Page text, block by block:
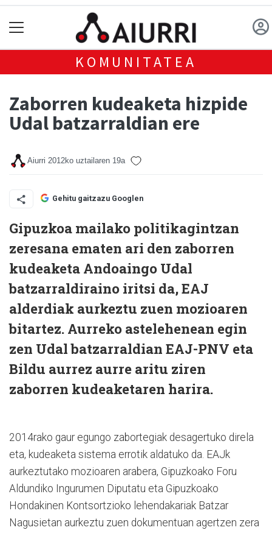
KOMUNITATEA
Zaborren kudeaketa hizpide
Udal batzarraldian ere
Aiurri 2012ko uztailaren 19a
Gehitu gaitzazu Googlen
Gipuzkoa mailako politikagintzan
zeresana ematen ari den zaborren
kudeaketa Andoaingo Udal
batzarraldiraino iritsi da, EAJ
alderdiak aurkeztu zuen mozioaren
bitartez. Aurreko astelehenean egin
zen Udal batzarraldian EAJ-PNV eta
Bildu aurrez aurre aritu ziren
zaborren kudeaketaren harira.
2014rako gaur egungo zabortegiak desagertuko direla
eta, kudeaketa sistema errotik aldatuko da. EAJk
aurkeztutako mozioaren arabera, Gipuzkoako Foru
Aldundiko Ingurumen Diputatu eta Gipuzkoako
Hondakinen Kontsortzioko lehendakariak Batzar
Nagusietan aurkeztu zuen dokumentuan agertzen zera